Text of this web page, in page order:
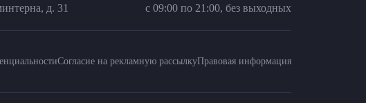
д. 31 с 09:00 по 21:00, без выходных
Согласие на рекламную рассылкуПравовая информация